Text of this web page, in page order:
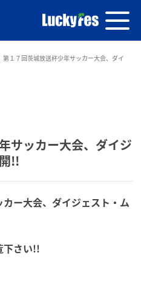
第１７回茨城放送杯少年サッカー大会、ダイ
サッカー大会、ダイジ
!!
ー大会、ダイジェスト・ム
下さい!!